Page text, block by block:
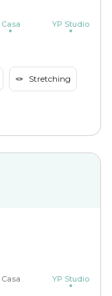
Casa YP Studio
🪢 Stretching
Casa YP Studio